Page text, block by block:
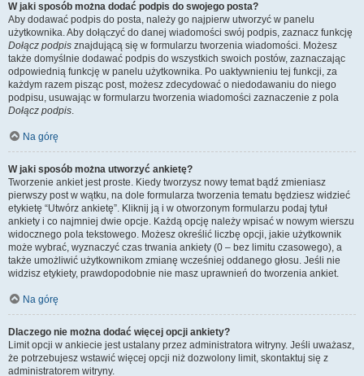
W jaki sposób można dodać podpis do swojego posta?
Aby dodawać podpis do posta, należy go najpierw utworzyć w panelu
użytkownika. Aby dołączyć do danej wiadomości swój podpis, zaznacz funkcję
Dołącz podpis znajdującą się w formularzu tworzenia wiadomości. Możesz
także domyślnie dodawać podpis do wszystkich swoich postów, zaznaczając
odpowiednią funkcję w panelu użytkownika. Po uaktywnieniu tej funkcji, za
każdym razem pisząc post, możesz zdecydować o niedodawaniu do niego
podpisu, usuwając w formularzu tworzenia wiadomości zaznaczenie z pola
Dołącz podpis.
Na górę
W jaki sposób można utworzyć ankietę?
Tworzenie ankiet jest proste. Kiedy tworzysz nowy temat bądź zmieniasz
pierwszy post w wątku, na dole formularza tworzenia tematu będziesz widzieć
etykietę “Utwórz ankietę”. Kliknij ją i w otworzonym formularzu podaj tytuł
ankiety i co najmniej dwie opcje. Każdą opcję należy wpisać w nowym wierszu
widocznego pola tekstowego. Możesz określić liczbę opcji, jakie użytkownik
może wybrać, wyznaczyć czas trwania ankiety (0 – bez limitu czasowego), a
także umożliwić użytkownikom zmianę wcześniej oddanego głosu. Jeśli nie
widzisz etykiety, prawdopodobnie nie masz uprawnień do tworzenia ankiet.
Na górę
Dlaczego nie można dodać więcej opcji ankiety?
Limit opcji w ankiecie jest ustalany przez administratora witryny. Jeśli uważasz,
że potrzebujesz wstawić więcej opcji niż dozwolony limit, skontaktuj się z
administratorem witryny.